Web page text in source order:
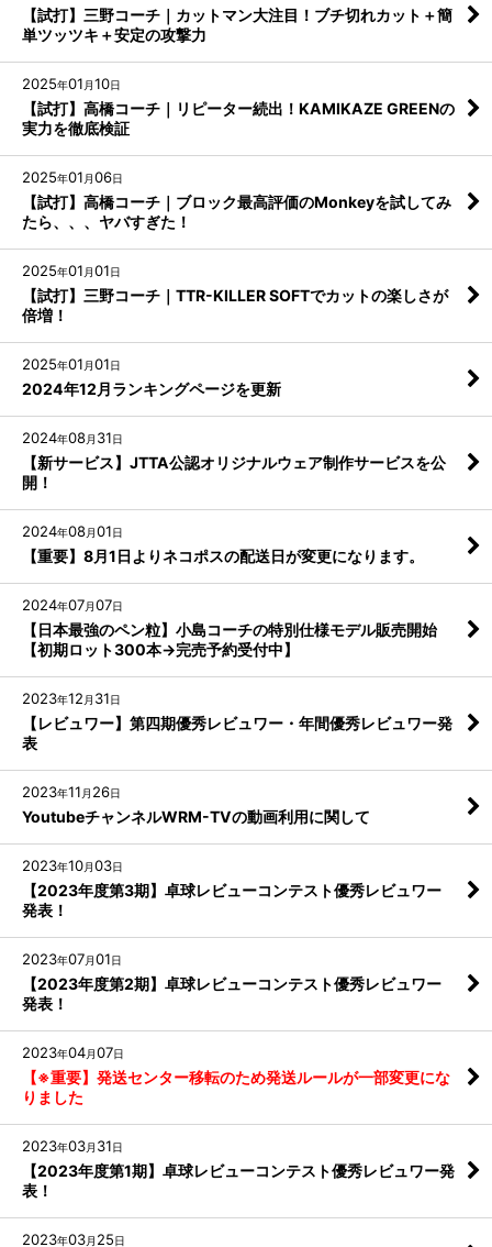
【試打】三野コーチ｜カットマン大注目！ブチ切れカット＋簡
単ツッツキ＋安定の攻撃力
2025年01 月10日
【試打】高橋コーチ｜リピーター続出！KAMIKAZE GREENの
実力を徹底検証
2025年01 月06日
【試打】高橋コーチ｜ブロック最高評価のMonkeyを試してみ
たら、、、ヤバすぎた！
2025年01 月01日
【試打】三野コーチ｜TTR-KILLER SOFTでカットの楽しさが
倍増！
2025年01 月01日
2024年12月ランキングページを更新
2024年08月 31日
【新サービス】JTTA公認オリジナルウェア制作サービスを公
開！
2024年08月01日
【重要】8月1日よりネコポスの配送日が変更になります。
2024年07月07日
【日本最強のペン粒】小島コーチの特別仕様モデル販売開始
【初期ロット300本→完売予約受付中】
2023年12 月 31日
【レビュワー】第四期優秀レビュワー・年間優秀レビュワー発
表
2023年11 月 26日
YoutubeチャンネルWRM-TVの動画利用に関して
2023年10月03日
【2023年度第3期】卓球レビューコンテスト優秀レビュワー
発表！
2023年07月01日
【2023年度第2期】卓球レビューコンテスト優秀レビュワー
発表！
2023年04月07日
【※重要】発送センター移転のため発送ルールが一部変更にな
りました
2023年03月 31日
【2023年度第1期】卓球レビューコンテスト優秀レビュワー発
表！
2023年03月 25日